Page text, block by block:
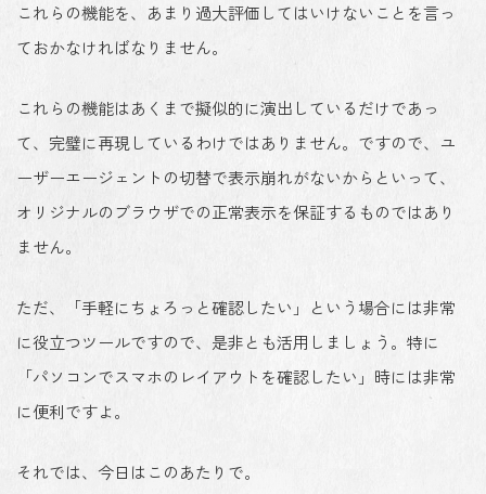
これらの機能を、あまり過大評価してはいけないことを言っ
ておかなければなりません。
これらの機能はあくまで擬似的に演出しているだけであっ
て、完璧に再現しているわけではありません。ですので、ユ
ーザーエージェントの切替で表示崩れがないからといって、
オリジナルのブラウザでの正常表示を保証するものではあり
ません。
ただ、「手軽にちょろっと確認したい」という場合には非常
に役立つツールですので、是非とも活用しましょう。特に
「パソコンでスマホのレイアウトを確認したい」時には非常
に便利ですよ。
それでは、今日はこのあたりで。